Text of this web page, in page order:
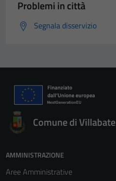
Problemi in città
Segnala disservizio
Comune di Villabate
AMMINISTRAZIONE
Aree Amministrative